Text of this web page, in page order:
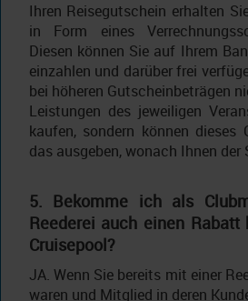
Ihren Reisegutschein erhalten
in Form eines
Diesen können Sie auf Ihrem
einzahlen und darüber frei
bei höheren Gutscheinbeträgen
Leistungen des jeweiligen
kaufen, sondern können
das ausgeben, wonach Ihnen der
5. Bekomme ich als
Reederei auch einen
Cruisepool?
JA. Wenn Sie bereits mit einer
waren und Mitglied in deren